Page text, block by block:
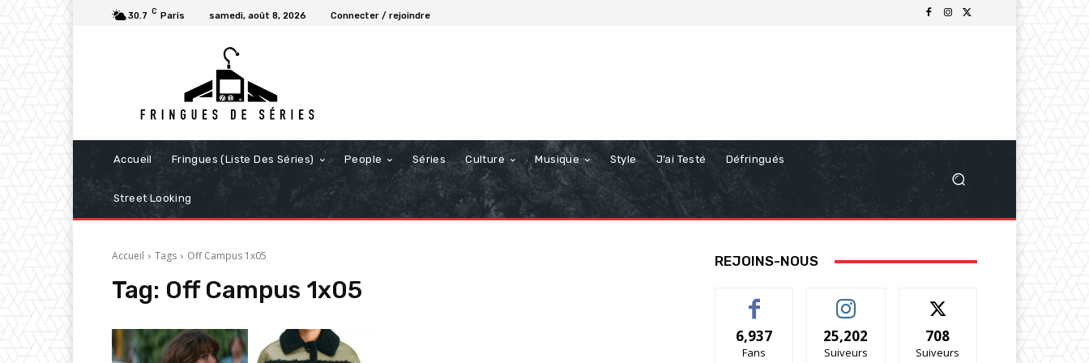
30.7 C Paris samedi, août 8, 2026 Connecter / rejoindre
Accueil Fringues (Liste Des Séries) People Séries Culture Musique Style J’ai Testé Défringués
Street Looking
Accueil Tags Off Campus 1x05
Tag: Off Campus 1x05
REJOINS-NOUS
6,937
Fans
25,202
Suiveurs
708
Suiveurs